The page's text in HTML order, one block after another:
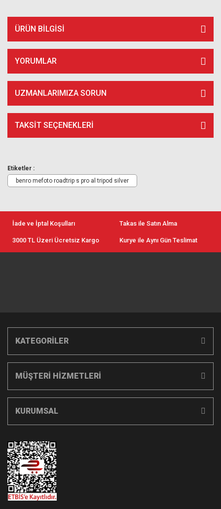
ÜRÜN BILGISI
YORUMLAR
UZMANLARIMIZA SORUN
TAKSIT SEÇENEKLERI
Etiketler :
benro mefoto roadtrip s pro al tripod silver
İade ve İptal Koşulları Takas ile Satın Alma
3000 TL Üzeri Ücretsiz Kargo Kurye ile Aynı Gün Teslimat
KATEGORİLER
MÜŞTERİ HİZMETLERİ
KURUMSAL